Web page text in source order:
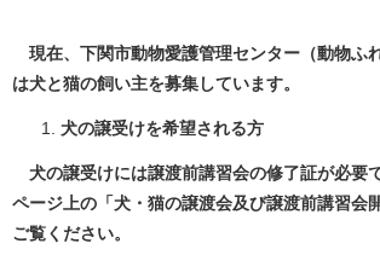
現在、下関市動物愛護管理センター（動物ふ
は犬と猫の飼い主を募集しています。
犬の譲受けを希望される方
犬の譲受けには譲渡前講習会の修了証が必要
ページ上の「犬・猫の譲渡会及び譲渡前講習会
ご覧ください。